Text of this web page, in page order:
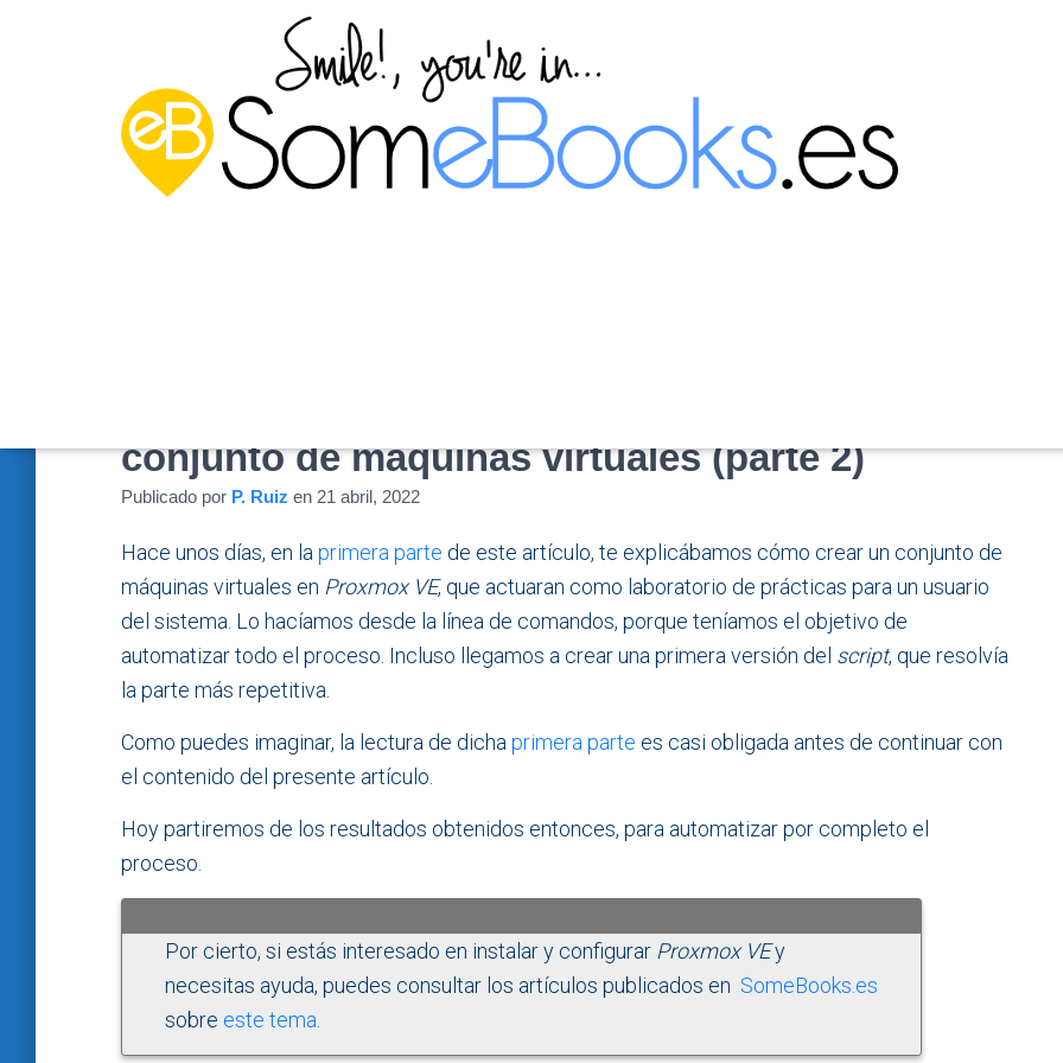
conjunto de máquinas virtuales (parte 2)
Publicado por P. Ruiz en 21 abril, 2022
Hace unos días, en la primera parte de este artículo, te explicábamos cómo crear un conjunto de
máquinas virtuales en Proxmox VE, que actuaran como laboratorio de prácticas para un usuario
del sistema. Lo hacíamos desde la línea de comandos, porque teníamos el objetivo de
automatizar todo el proceso. Incluso llegamos a crear una primera versión del script, que resolvía
la parte más repetitiva.
Como puedes imaginar, la lectura de dicha primera parte es casi obligada antes de continuar con
el contenido del presente artículo.
Hoy partiremos de los resultados obtenidos entonces, para automatizar por completo el
proceso.
Por cierto, si estás interesado en instalar y configurar Proxmox VEy
necesitas ayuda, puedes consultar los artículos publicados en SomeBooks.es
sobre este tema